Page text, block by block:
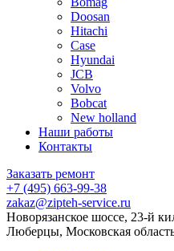
Doosan
Hitachi
Case
Hyundai
JCB
Volvo
Bobcat
New holland
Наши работы
Контакты
Заказать ремонт
+7 (495) 663-99-38
zakaz@zipteh-service.ru
Новорязанское шоссе, 23-й
Люберцы, Московская